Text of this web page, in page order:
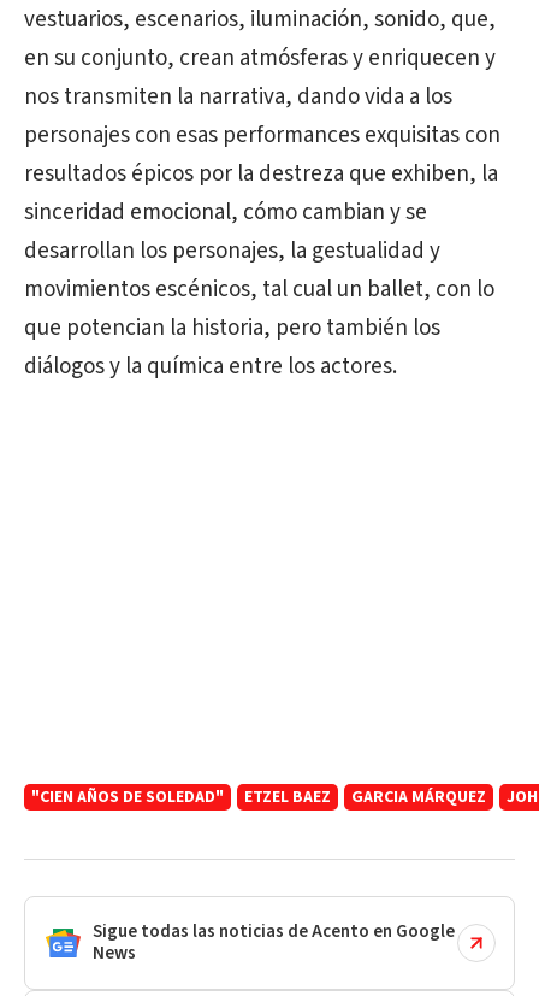
vestuarios, escenarios, iluminación, sonido, que,
en su conjunto, crean atmósferas y enriquecen y
nos transmiten la narrativa, dando vida a los
personajes con esas performances exquisitas con
resultados épicos por la destreza que exhiben, la
sinceridad emocional, cómo cambian y se
desarrollan los personajes, la gestualidad y
movimientos escénicos, tal cual un ballet, con lo
que potencian la historia, pero también los
diálogos y la química entre los actores.
"CIEN AÑOS DE SOLEDAD" ETZEL BAEZ GARCIA MÁRQUEZ
Sigue todas las noticias de Acento en Google
News